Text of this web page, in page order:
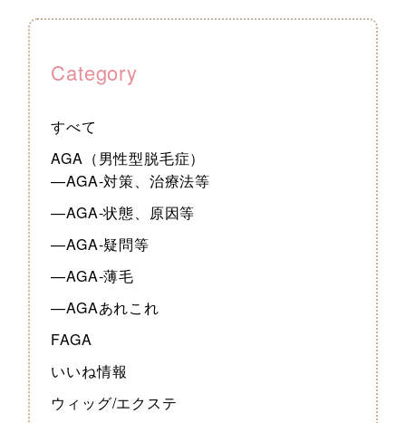
Category
すべて
AGA（男性型脱毛症）
—AGA-対策、治療法等
—AGA-状態、原因等
—AGA-疑問等
—AGA-薄毛
—AGAあれこれ
FAGA
いいね情報
ウィッグ/エクステ